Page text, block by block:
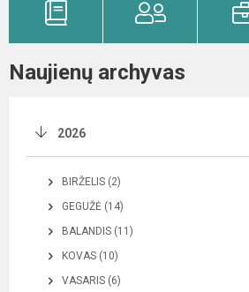
Naujienų archyvas
2026
BIRŽELIS (2)
GEGUŽĖ (14)
BALANDIS (11)
KOVAS (10)
VASARIS (6)